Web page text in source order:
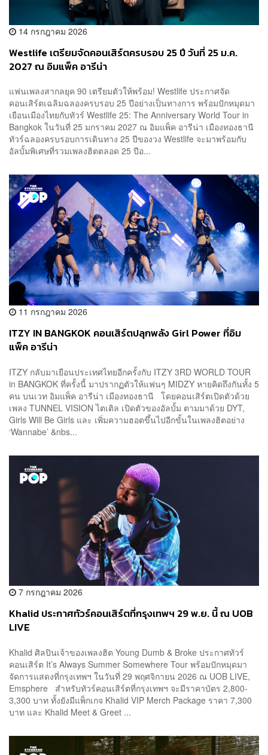
14 กรกฎาคม 2026
Westlife เตรียมจัดคอนเสิร์ตครบรอบ 25 ปี วันที่ 25 ม.ค.
2027 ณ อิมแพ็ค อารีน่า
แฟนเพลงสากลยุค 90 เตรียมตัวให้พร้อม! Westlife ประกาศจัด
คอนเสิร์ตเฉลิมฉลองครบรอบ 25 ปีอย่างเป็นทางการ พร้อมปักหมุดมา
เยือนเมืองไทยกับทัวร์ Westlife 25: The Anniversary World Tour in
Bangkok ในวันที่ 25 มกราคม 2027 ณ อิมแพ็ค อารีน่า เมืองทองธานี
ทัวร์ฉลองครบรอบการเดินทาง 25 ปีของวง Westlife จะมาพร้อมกับ
อัลบั้มพิเศษที่รวมเพลงฮิตตลอด 25 ปีอ...
11 กรกฎาคม 2026
ITZY IN BANGKOK คอนเสิร์ตปลุกพลัง Girl Power ที่อิม
แพ็ค อารีน่า
ITZY กลับมาเยือนประเทศไทยอีกครั้งกับ ITZY 3RD WORLD TOUR
in BANGKOK ที่ครั้งนี้ มาปรากฏตัวให้แฟนๆ MIDZY หายคิดถึงกันทั้ง 5
คน บนเวท อิมแพ็ค อารีน่า เมืองทองธานี โดยคอนเสิร์ตเปิดตัวด้วย
เพลง TUNNEL VISION ไตเติล เปิดตัวของอัลบั้ม ตามมาด้วย DYT,
Girls Will Be Girls และ เพิ่มความฮอตขึ้นไปอีกขั้นในเพลงฮิตอย่าง
‘Wannabe’ &nbs...
7 กรกฎาคม 2026
Khalid ประกาศทัวร์คอนเสิร์ตที่กรุงเทพฯ 29 พ.ย. นี้ ณ UOB
LIVE
Khalid ศิลปินเจ้าของเพลงฮิต Young Dumb & Broke ประกาศทัวร์
คอนเสิร์ต It’s Always Summer Somewhere Tour พร้อมปักหมุดมา
จัดการแสดงที่กรุงเทพฯ ในวันที่ 29 พฤศจิกายน 2026 ณ UOB LIVE,
Emsphere สำหรับทัวร์คอนเสิร์ตที่กรุงเทพฯ​ จะมีราคาบัตร 2,800-
3,300 บาท ทั้งยังมีแพ็กเกจ Khalid VIP Merch Package ราคา 7,300
บาท และ Khalid Meet & Greet ...